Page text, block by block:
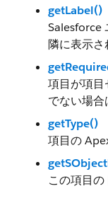
getLabel()
Salesforce
隣に表示さ
項目が項目
でない場合
getType()
項目の
この項目の